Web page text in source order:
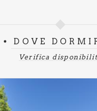
DOVE
Verifica